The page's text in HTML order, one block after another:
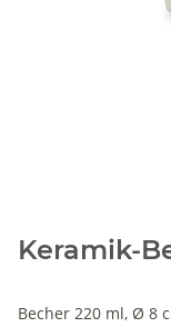
Keramik-
Becher 220 ml, Ø 8